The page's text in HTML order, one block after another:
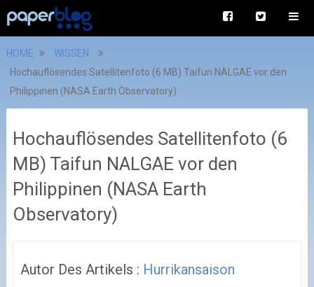
HOME
WISSEN
Hochauflösendes Satellitenfoto (6 MB) Taifun NALGAE vor den
Philippinen (NASA Earth Observatory)
Hochauflösendes Satellitenfoto (6
MB) Taifun NALGAE vor den
Philippinen (NASA Earth
Observatory)
Autor Des Artikels : Hurrikansaison